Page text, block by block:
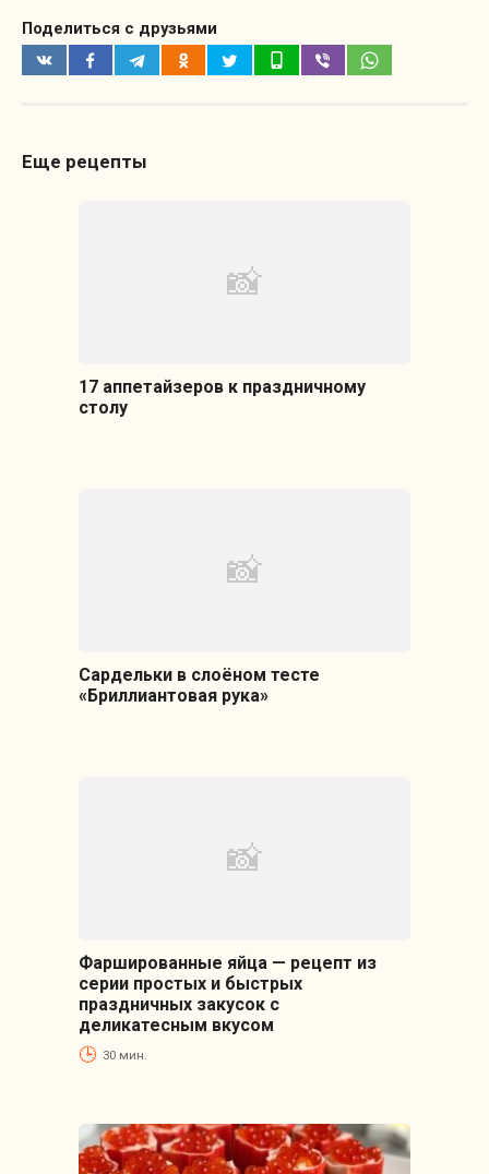
Поделиться с друзьями
Еще рецепты
17 аппетайзеров к праздничному
столу
Сардельки в слоёном тесте
«Бриллиантовая рука»
Фаршированные яйца — рецепт из
серии простых и быстрых
праздничных закусок с
деликатесным вкусом
30 мин.